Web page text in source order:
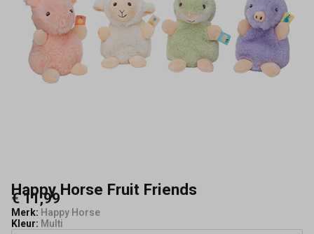
Happy Horse Fruit Friends
€ 11,99
Merk: Happy Horse
Kleur: Multi